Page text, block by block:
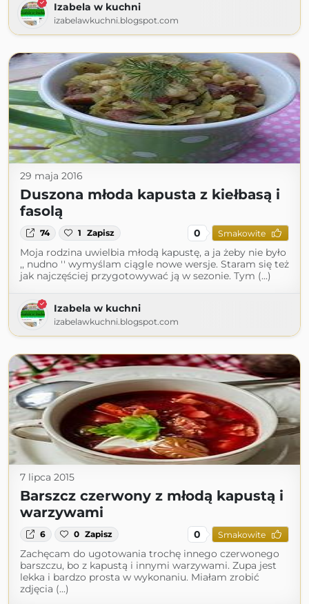
Izabela w kuchni
izabelawkuchni.blogspot.com
29 maja 2016
Duszona młoda kapusta z kiełbasą i
fasolą
74 1 Zapisz 0 Smakowite
Moja rodzina uwielbia młodą kapustę, a ja żeby nie było
,, nudno '' wymyślam ciągle nowe wersje. Staram się też
jak najczęściej przygotowywać ją w sezonie. Tym (...)
Izabela w kuchni
izabelawkuchni.blogspot.com
7 lipca 2015
Barszcz czerwony z młodą kapustą i
warzywami
6 0 Zapisz 0 Smakowite
Zachęcam do ugotowania trochę innego czerwonego
barszczu, bo z kapustą i innymi warzywami. Zupa jest
lekka i bardzo prosta w wykonaniu. Miałam zrobić
zdjęcia (...)